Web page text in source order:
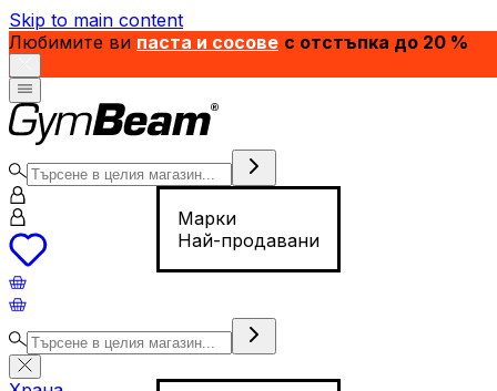
Skip to main content
Любимите ви паста и сосове с отстъпка до 20 %
Марки
Най-продавани